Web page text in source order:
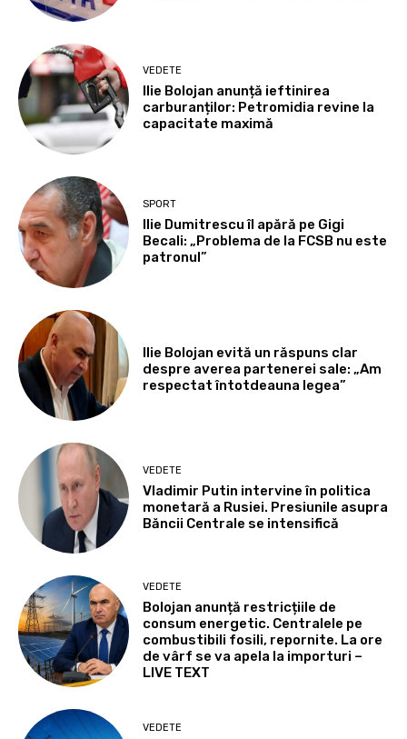
VEDETE
Ilie Bolojan anunță ieftinirea
carburanților: Petromidia revine la
capacitate maximă
SPORT
Ilie Dumitrescu îl apără pe Gigi
Becali: „Problema de la FCSB nu este
patronul”
Ilie Bolojan evită un răspuns clar
despre averea partenerei sale: „Am
respectat întotdeauna legea”
VEDETE
Vladimir Putin intervine în politica
monetară a Rusiei. Presiunile asupra
Băncii Centrale se intensifică
VEDETE
Bolojan anunță restricțiile de
consum energetic. Centralele pe
combustibili fosili, repornite. La ore
de vârf se va apela la importuri –
LIVE TEXT
VEDETE